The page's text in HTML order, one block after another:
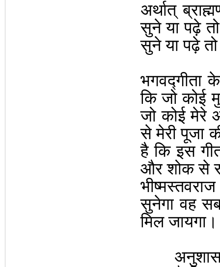
अर्थात्
सुने या पढ़े
सुने या पढ़े
भगवद्गीता
कि जो कोई
जो कोई मेरे
से मेरी पूजा
है कि इस
और शोक से
सुनेगा वह
मिल जायगा।